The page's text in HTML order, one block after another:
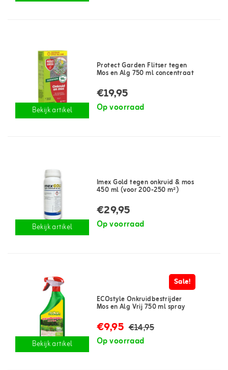
Bekijk artikel
Protect Garden Flitser tegen
Mos en Alg 750 ml concentraat
€19,95
Op voorraad
Bekijk artikel
Imex Gold tegen onkruid & mos
450 ml (voor 200-250 m²)
€29,95
Op voorraad
Bekijk artikel
Sale!
ECOstyle Onkruidbestrijder
Mos en Alg Vrij 750 ml spray
€9,95 €14,95
Op voorraad